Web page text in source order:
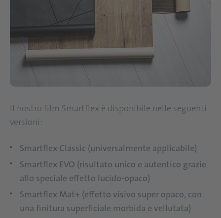
Il nostro film Smartflex è disponibile nelle seguenti
versioni:
Smartflex Classic (universalmente applicabile)
Smartflex EVO (risultato unico e autentico grazie
allo speciale effetto lucido-opaco)
Smartflex Mat+ (effetto visivo super opaco, con
una finitura superficiale morbida e vellutata)